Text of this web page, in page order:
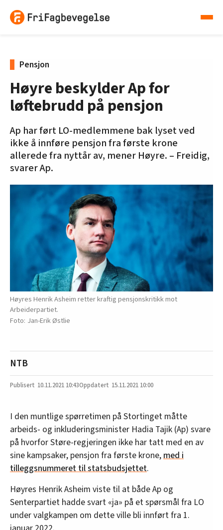
Pensjon
Høyre beskylder Ap for
løftebrudd på pensjon
Ap har ført LO-medlemmene bak lyset ved
ikke å innføre pensjon fra første krone
allerede fra nyttår av, mener Høyre. – Freidig,
svarer Ap.
Høyres Henrik Asheim retter kraftig pensjonskritikk mot
Arbeiderpartiet.
Jan-Erik Østlie
NTB
10.11.2021 10:43 15.11.2021 10:00
I den muntlige spørretimen på Stortinget måtte
arbeids- og inkluderingsminister Hadia Tajik (Ap) svare
på hvorfor Støre-regjeringen ikke har tatt med en av
sine kampsaker, pensjon fra første krone, med i
tilleggsnummeret til statsbudsjettet.
Høyres Henrik Asheim viste til at både Ap og
Senterpartiet hadde svart «ja» på et spørsmål fra LO
under valgkampen om dette ville bli innført fra 1.